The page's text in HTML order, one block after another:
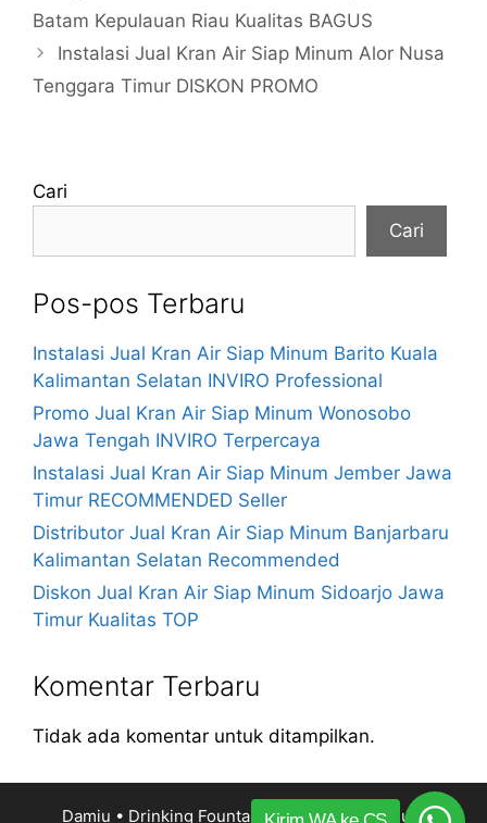
Batam Kepulauan Riau Kualitas BAGUS
Instalasi Jual Kran Air Siap Minum Alor Nusa
Tenggara Timur DISKON PROMO
Cari
Cari
Pos-pos Terbaru
Instalasi Jual Kran Air Siap Minum Barito Kuala
Kalimantan Selatan INVIRO Professional
Promo Jual Kran Air Siap Minum Wonosobo
Jawa Tengah INVIRO Terpercaya
Instalasi Jual Kran Air Siap Minum Jember Jawa
Timur RECOMMENDED Seller
Distributor Jual Kran Air Siap Minum Banjarbaru
Kalimantan Selatan Recommended
Diskon Jual Kran Air Siap Minum Sidoarjo Jawa
Timur Kualitas TOP
Komentar Terbaru
Tidak ada komentar untuk ditampilkan.
Damiu • Drinking Fountain Kran Air Siap Minum